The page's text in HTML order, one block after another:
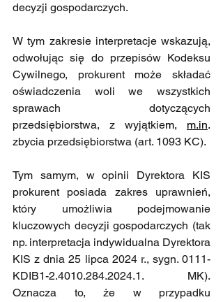
decyzji gospodarczych.
W tym zakresie interpretacje wskazują,
odwołując się do przepisów Kodeksu
Cywilnego, prokurent może składać
oświadczenia woli we wszystkich
sprawach dotyczących
przedsiębiorstwa, z wyjątkiem, m.in
zbycia przedsiębiorstwa (art. 1093 KC).
Tym samym, w opinii Dyrektora KIS
prokurent posiada zakres uprawnień,
który umożliwia podejmowanie
kluczowych decyzji gospodarczych (tak
np. interpretacja indywidualna Dyrektora
KIS z dnia 25 lipca 2024 r., sygn. 0111-
KDIB1-2.4010.284.2024.1. MK).
Oznacza to, że w przypadku